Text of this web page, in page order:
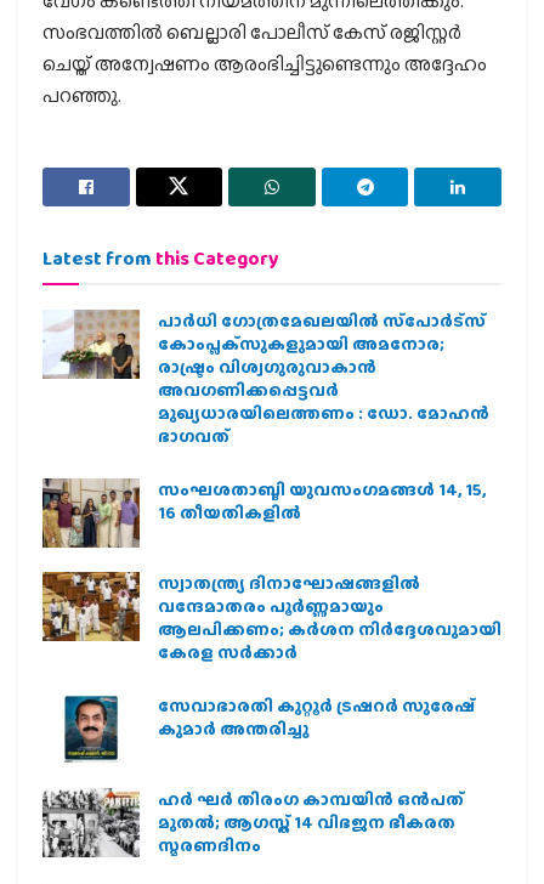
സംഭവത്തില്‍ ബെല്ലാരി പോലീസ് കേസ് രജിസ്റ്റര്‍
ചെയ്ത് അന്വേഷണം ആരംഭിച്ചിട്ടുണ്ടെന്നും അദ്ദേഹം
പറഞ്ഞു.
Latest from this Category
പാര്‍ധി ഗോത്രമേഖലയില്‍ സ്‌പോര്‍ട്‌സ്
കോംപ്ലക്‌സുകളുമായി അമനോര;
രാഷ്ട്രം വിശ്വഗുരുവാകാന്‍
അവഗണിക്കപ്പെട്ടവര്‍
മുഖ്യധാരയിലെത്തണം : ഡോ. മോഹന്‍
ഭാഗവത്
സംഘശതാബ്ദി യുവസംഗമങ്ങള്‍ 14, 15,
16 തീയതികളില്‍
സ്വാതന്ത്ര്യ ദിനാഘോഷങ്ങളിൽ
വന്ദേമാതരം പൂർണ്ണമായും
ആലപിക്കണം; കർശന നിർദ്ദേശവുമായി
കേരള സർക്കാർ
സേവാഭാരതി കുറ്റൂർ ട്രഷറർ സുരേഷ്
കുമാർ അന്തരിച്ചു
ഹര്‍ ഘര്‍ തിരംഗ കാമ്പയിന്‍ ഒന്‍പത്
മുതല്‍; ആഗസ്ത് 14 വിഭജന ഭീകരത
സ്മരണദിനം